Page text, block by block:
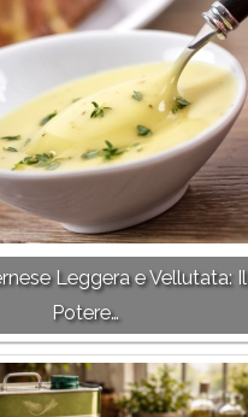
Leggera e Vellutata: Il
Potere…